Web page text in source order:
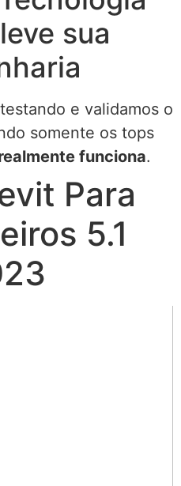
sua
e validamos o
somente os tops
funciona.
Para
5.1